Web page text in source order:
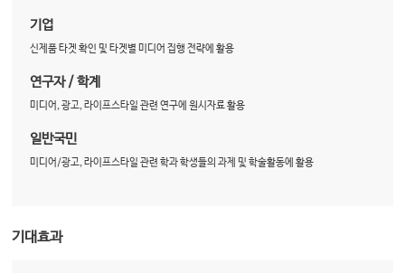
기업
신제품 타겟 확인 및 타겟별 미디어 집행 전략에 활용
연구자 / 학계
미디어, 광고, 라이프스타일 관련 연구에 원시자료 활용
일반국민
미디어/광고, 라이프스타일 관련 학과 학생들의 과제 및 학술활동에 활용
기대효과